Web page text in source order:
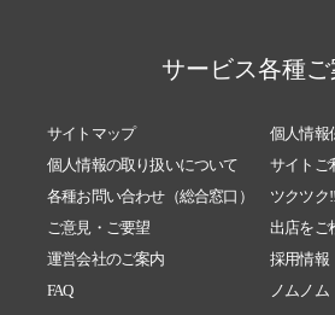
サービス各種
サイトマップ
個人情報
個人情報の取り扱いについて
サイトご
各種お問い合わせ（総合窓口）
ツクツク
ご意見・ご要望
出店をご
運営会社のご案内
採用情報
FAQ
ノムノム